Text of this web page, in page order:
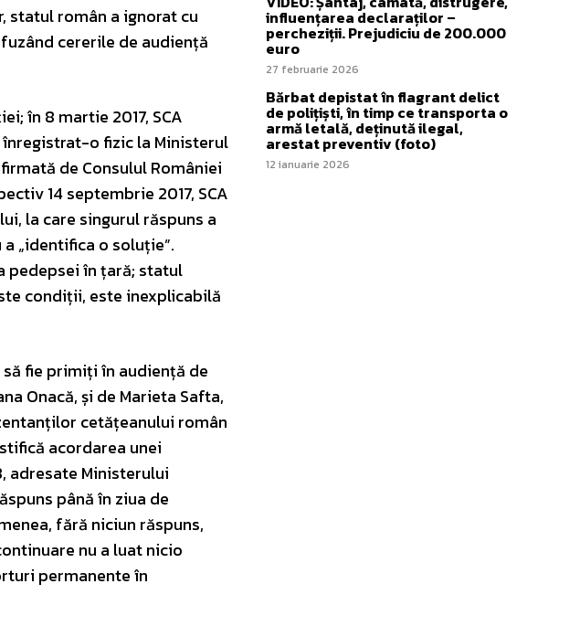
statul român a ignorat cu
cererile de audiență
în 8 martie 2017, SCA
o fizic la Ministerul
de Consulul României
14 septembrie 2017, SCA
la care singurul răspuns a
„identifica o soluție”.
pedepsei în țară; statul
condiții, este inexplicabilă
fie primiți în audiență de
Onacă, și de Marieta Safta,
cetățeanului român
acordarea unei
adresate Ministerului
până în ziua de
fără niciun răspuns,
nu a luat nicio
permanente în
influențarea declaraților –
percheziții. Prejudiciu de 200.000
euro
27 februarie 2026
Bărbat depistat în flagrant delict
de polițiști, în timp ce transporta o
armă letală, deținută ilegal,
arestat preventiv (foto)
12 ianuarie 2026